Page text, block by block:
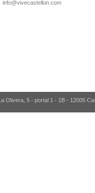
info@vivecastellon.com
Olivera, 5 - portal 1 - 1B - 12005